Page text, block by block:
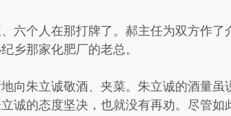
六个人在那打牌了。郝主任为双方作了
乡那家化肥厂的老总。
向朱立诚敬酒、夹菜。朱立诚的酒量虽
诚的态度坚决，也就没有再劝。尽管如